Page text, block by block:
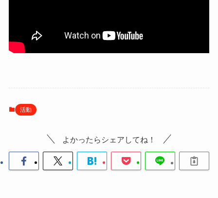
活動
よかったらシェアしてね！